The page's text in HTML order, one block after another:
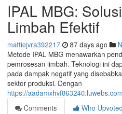
IPAL MBG:
Limbah Efektif
mattiejvra392217 87 days ago
Metode IPAL MBG menawarkan
pemrosesan limbah. Teknologi ini
pada dampak negatif yang
sektor produksi. Dengan
https://
Comments
Who Upvoted